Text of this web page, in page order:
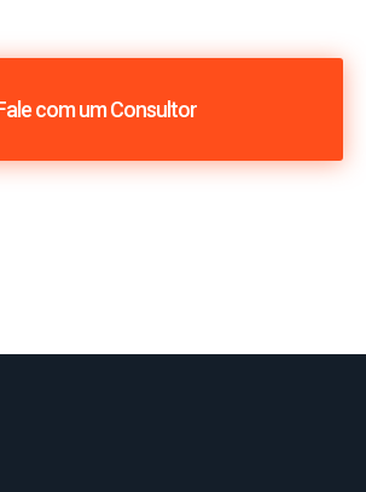
com um Consultor